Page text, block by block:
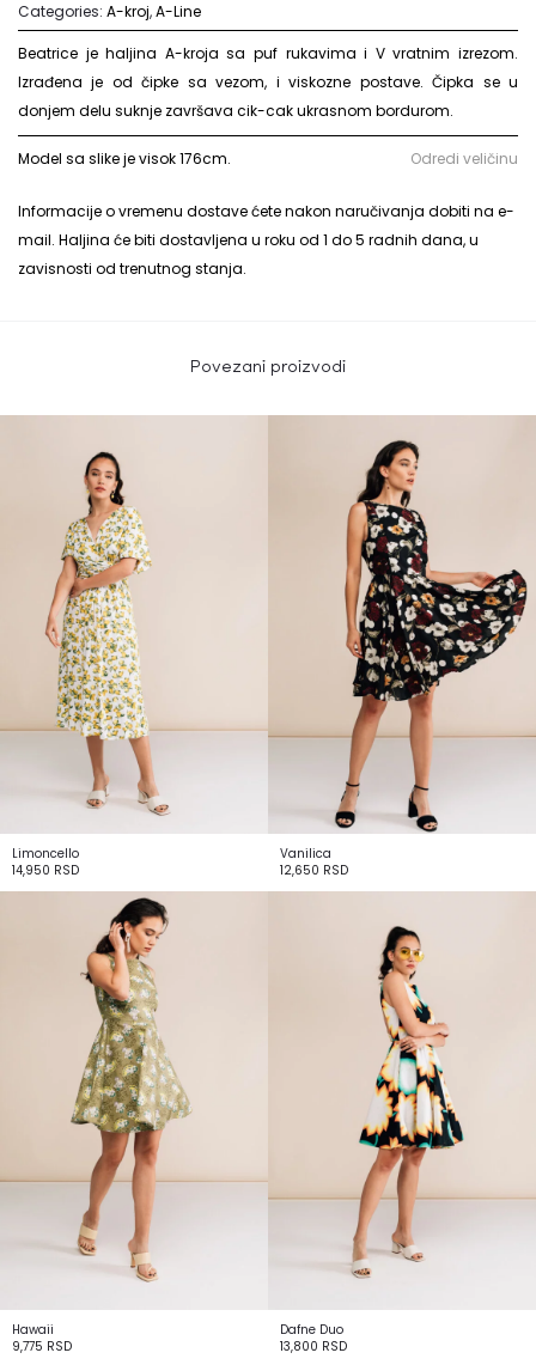
Categories: A-kroj,A-Line
Beatrice je haljina A-kroja sa puf rukavima i V vratnim izrezom.
Izrađena je od čipke sa vezom, i viskozne postave. Čipka se u
donjem delu suknje završava cik-cak ukrasnom bordurom.
Model sa slike je visok 176cm. Odredi veličinu
Informacije o vremenu dostave ćete nakon naručivanja dobiti na e-
mail. Haljina će biti dostavljena u roku od 1 do 5 radnih dana, u
zavisnosti od trenutnog stanja.
Povezani proizvodi
Limoncello
14,950 RSD
Vanilica
12,650 RSD
Hawaii
9,775 RSD
Dafne Duo
13,800 RSD